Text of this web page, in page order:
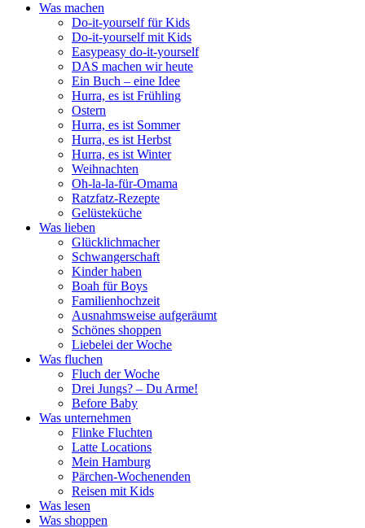
Was machen
Do-it-yourself für Kids
Do-it-yourself mit Kids
Easypeasy do-it-yourself
DAS machen wir heute
Ein Buch – eine Idee
Hurra, es ist Frühling
Ostern
Hurra, es ist Sommer
Hurra, es ist Herbst
Hurra, es ist Winter
Weihnachten
Oh-la-la-für-Omama
Ratzfatz-Rezepte
Gelüsteküche
Was lieben
Glücklichmacher
Schwangerschaft
Kinder haben
Boah für Boys
Familienhochzeit
Ausnahmsweise aufgeräumt
Schönes shoppen
Liebelei der Woche
Was fluchen
Fluch der Woche
Drei Jungs? – Du Arme!
Before Baby
Was unternehmen
Flinke Fluchten
Latte Locations
Mein Hamburg
Pärchen-Wochenenden
Reisen mit Kids
Was lesen
Was shoppen